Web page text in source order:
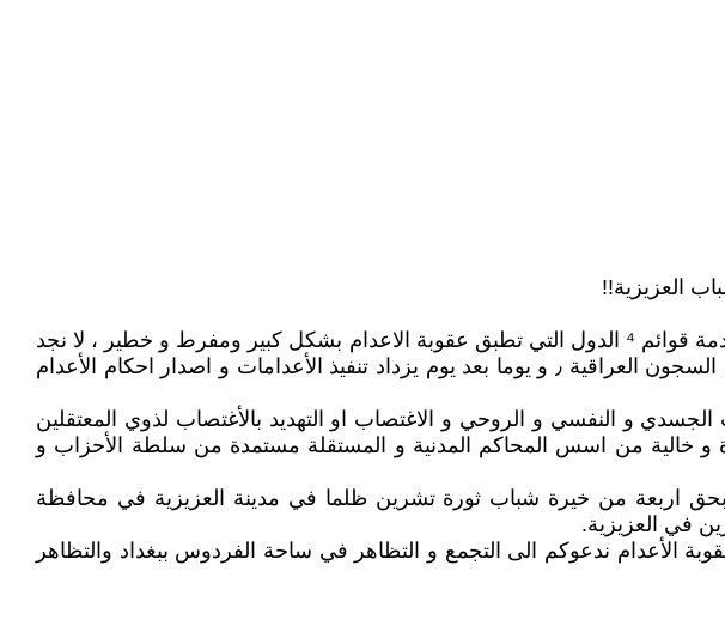
العراق هو احد البلدان التي تنزف دما من جسده بسبب الاعدامات ومنذ زمن طويل والأن يقف في مقدمة قوائم ⁴ الدول التي تطبق عقوبة الاعدام بشكل كبير ومفرط و خطير ، لا نجد
زاوية او زقاق او ساحة لم يعدم فيها الناس وهناك اكثر من سبعة الاف شخص محكومين بالاعدام في السجون العراقية ٫ و يوما بعد يوم يزداد تنفيذ الأعدامات و اصدار احكام الأعدام
بناءا على ان التعذيب الجسدي و النفسي و الروحي و الاغتصاب او التهديد بالأغتصاب لذوي المعتقلين
و خالية من اسس المحاكم المدنية و المستقلة مستمدة من سلطة الأحزاب و
بحق اربعة من خيرة شباب ثورة تشرين ظلما في مدينة العزيزية في محافظة
في العزيزية.
الأعدام ندعوكم الى التجمع و التظاهر في ساحة الفردوس ببغداد والتظاهر